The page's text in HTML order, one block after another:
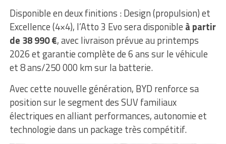
Disponible en deux finitions : Design (propulsion) et
Excellence (4×4), l’Atto 3 Evo sera disponible à partir
de 38 990 €, avec livraison prévue au printemps
2026 et garantie complète de 6 ans sur le véhicule
et 8 ans/250 000 km sur la batterie.
Avec cette nouvelle génération, BYD renforce sa
position sur le segment des SUV familiaux
électriques en alliant performances, autonomie et
technologie dans un package très compétitif.